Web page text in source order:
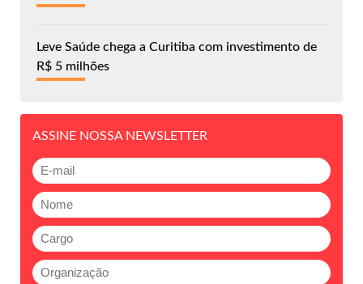
Leve Saúde chega a Curitiba com investimento de
R$ 5 milhões
ASSINE NOSSA NEWSLETTER